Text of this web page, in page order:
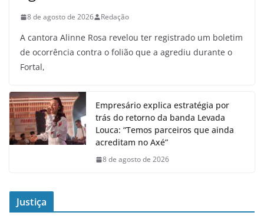
8 de agosto de 2026 Redação
A cantora Alinne Rosa revelou ter registrado um boletim
de ocorrência contra o folião que a agrediu durante o
Fortal,
Empresário explica estratégia por
trás do retorno da banda Levada
Louca: “Temos parceiros que ainda
acreditam no Axé”
8 de agosto de 2026
Justiça